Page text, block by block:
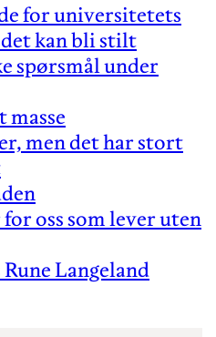
for universitetets
kan bli stilt
spørsmål under
masse
men det har stort
oss som lever uten
Langeland